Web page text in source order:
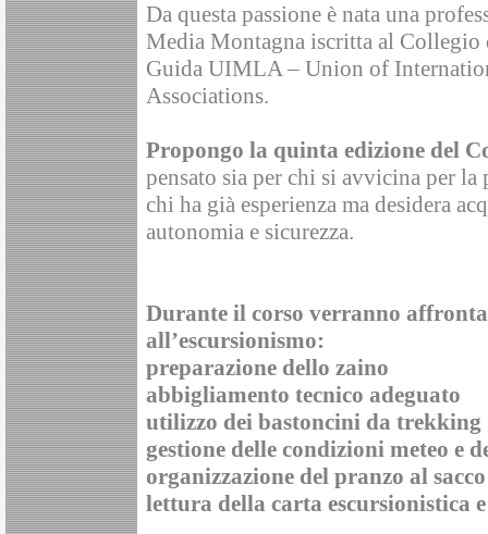
Da questa passione è nata una
Media Montagna iscritta al
Guida UIMLA – Union of
Associations.
Propongo la quinta edizione del
pensato sia per chi si avvicina per
chi ha già esperienza ma desidera
autonomia e sicurezza.
Durante il corso verranno
all’escursionismo:
preparazione dello zaino
abbigliamento tecnico adeguato
utilizzo dei bastoncini da trekking
gestione delle condizioni meteo e
organizzazione del pranzo al sacco
lettura della carta escursionistica